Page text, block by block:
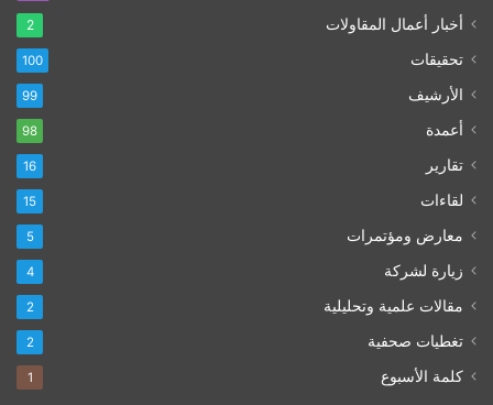
أخبار أعمال المقاولات 2
تحقيقات 100
الأرشيف 99
أعمدة 98
تقارير 16
لقاءات 15
معارض ومؤتمرات 5
زيارة لشركة 4
مقالات علمية وتحليلية 2
تغطيات صحفية 2
كلمة الأسبوع 1